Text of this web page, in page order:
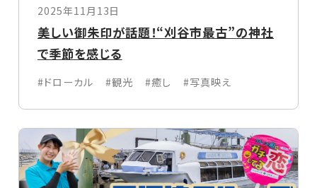
2025年11月13日
美しい御朱印が話題！“刈谷市最古”の神社
で季節を感じる
#ドローカル #観光 #癒し #写真映え